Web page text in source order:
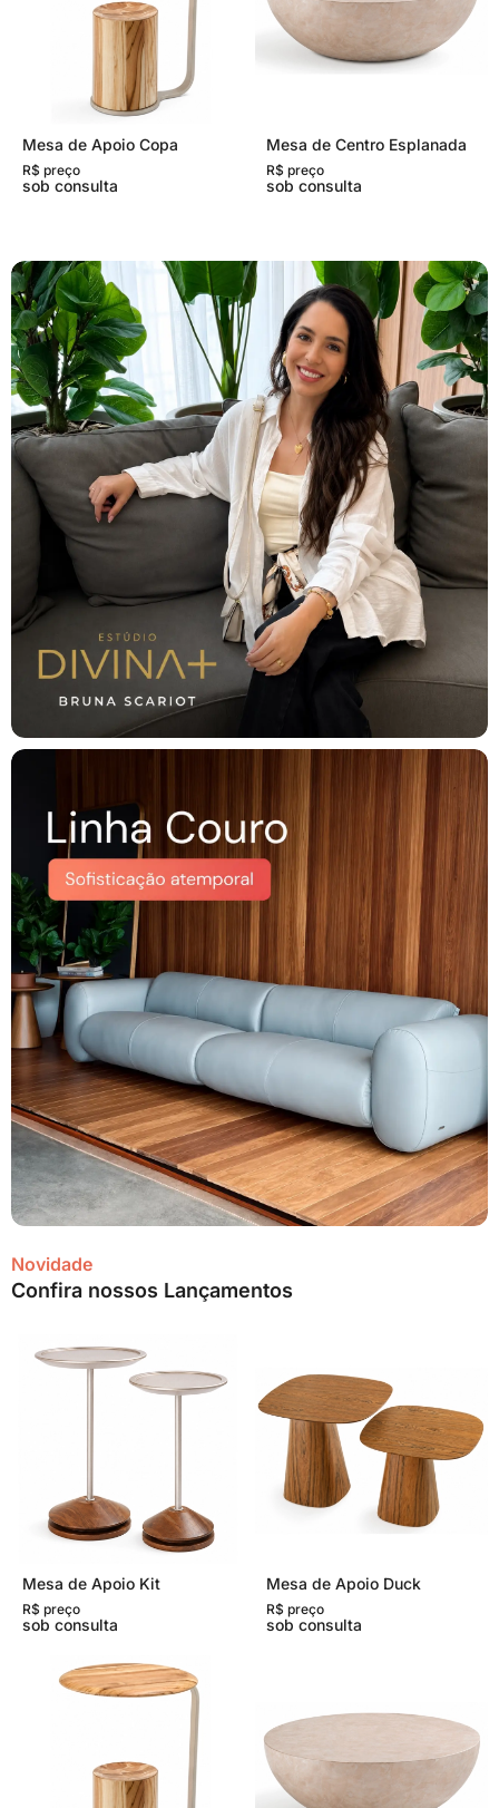
Mesa de Apoio Copa
R$ preço
sob consulta
Mesa de Centro Esplanada
R$ preço
sob consulta
Novidade
Confira nossos Lançamentos
Mesa de Apoio Kit
R$ preço
sob consulta
Mesa de Apoio Duck
R$ preço
sob consulta